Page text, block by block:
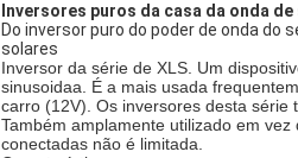
Inversores puros da casa da onda
Do inversor puro do poder de onda do
solares
Inversor da série de XLS. Um
sinusoidaa. É a mais usada
carro (12V). Os inversores desta série
Também amplamente utilizado em
conectadas não é limitada.